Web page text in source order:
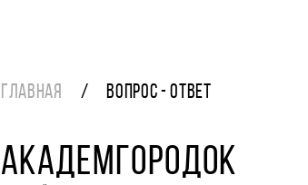
ГЛАВНАЯ ВОПРОС - ОТВЕТ
АКАДЕМГОРОДОК